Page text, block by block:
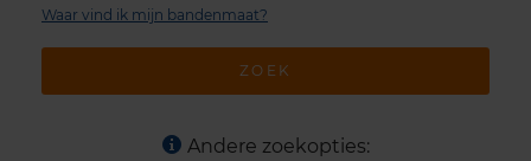
ZOEK
Waar vind ik mijn bandenmaat?
Andere zoekopties: